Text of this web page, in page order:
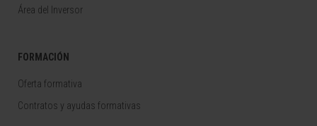
Área del Inversor
FORMACIÓN
Oferta formativa
Contratos y ayudas formativas